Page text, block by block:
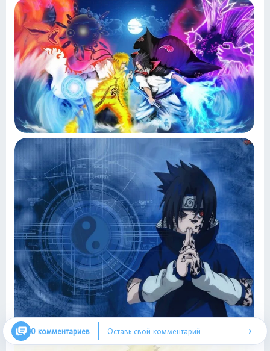
0 комментариев Оставь свой комментарий ›